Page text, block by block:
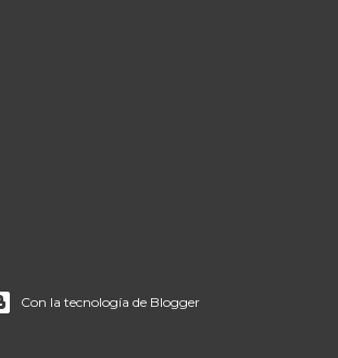
Con la tecnología de Blogger